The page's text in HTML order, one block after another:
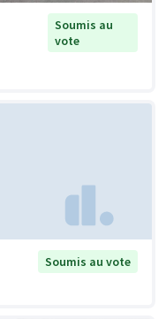
Soumis au
vote
Soumis au vote